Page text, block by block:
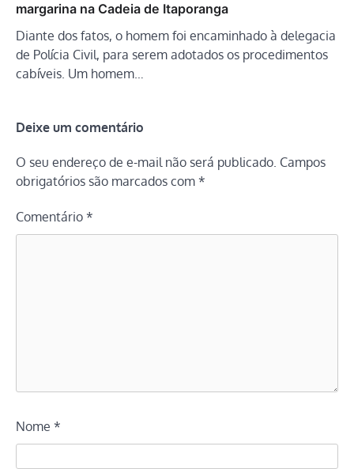
margarina na Cadeia de Itaporanga
Diante dos fatos, o homem foi encaminhado à delegacia
de Polícia Civil, para serem adotados os procedimentos
cabíveis. Um homem…
Deixe um comentário
O seu endereço de e-mail não será publicado. Campos
obrigatórios são marcados com *
Comentário *
Nome *